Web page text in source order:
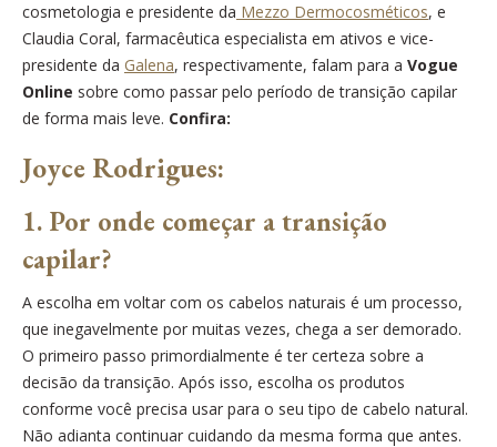
cosmetologia e presidente da Mezzo Dermocosméticos, e
Claudia Coral, farmacêutica especialista em ativos e vice-
presidente da Galena, respectivamente, falam para a Vogue
Online sobre como passar pelo período de transição capilar
de forma mais leve. Confira:
Joyce Rodrigues:
1. Por onde começar a transição
capilar?
A escolha em voltar com os cabelos naturais é um processo,
que inegavelmente por muitas vezes, chega a ser demorado.
O primeiro passo primordialmente é ter certeza sobre a
decisão da transição. Após isso, escolha os produtos
conforme você precisa usar para o seu tipo de cabelo natural.
Não adianta continuar cuidando da mesma forma que antes.